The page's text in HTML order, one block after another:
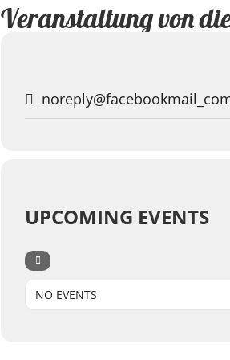
Veranstaltung von
UPCOMING EVENTS
NO EVENTS